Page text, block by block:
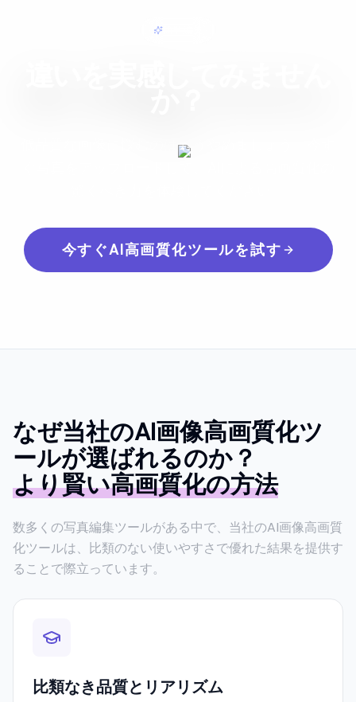
簡単編集
低品質な画像に悩むのはもうやめましょう。今す
今すぐAI高画質化ツールを試す
なぜ当社のAI画像高画質化ツ
ールが選ばれるのか？
より賢い高画質化の方法
数多くの写真編集ツールがある中で、当社のAI画像高画質
化ツールは、比類のない使いやすさで優れた結果を提供す
ることで際立っています。
比類なき品質とリアリズム